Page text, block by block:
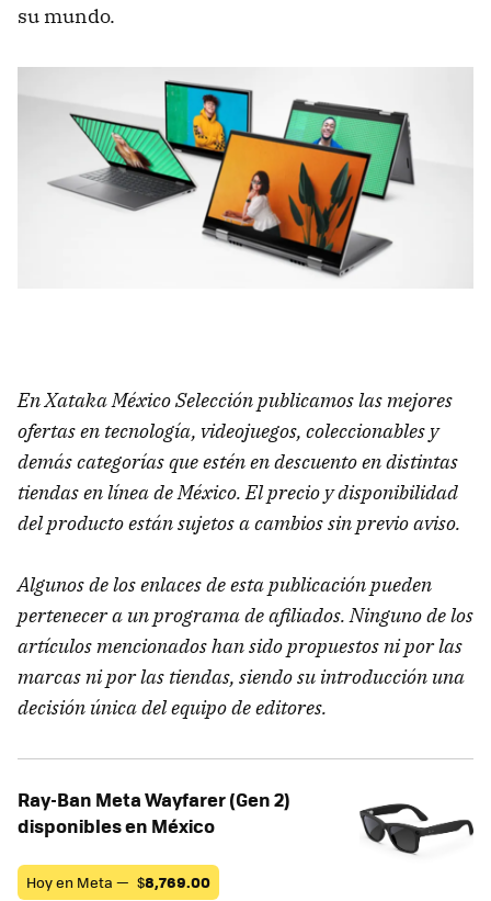
su mundo.
En Xataka México Selección publicamos las mejores
ofertas en tecnología, videojuegos, coleccionables y
demás categorías que estén en descuento en distintas
tiendas en línea de México. El precio y disponibilidad
del producto están sujetos a cambios sin previo aviso.
Algunos de los enlaces de esta publicación pueden
pertenecer a un programa de afiliados. Ninguno de los
artículos mencionados han sido propuestos ni por las
marcas ni por las tiendas, siendo su introducción una
decisión única del equipo de editores.
Ray-Ban Meta Wayfarer (Gen 2)
disponibles en México
Hoy en Meta — $8,769.00